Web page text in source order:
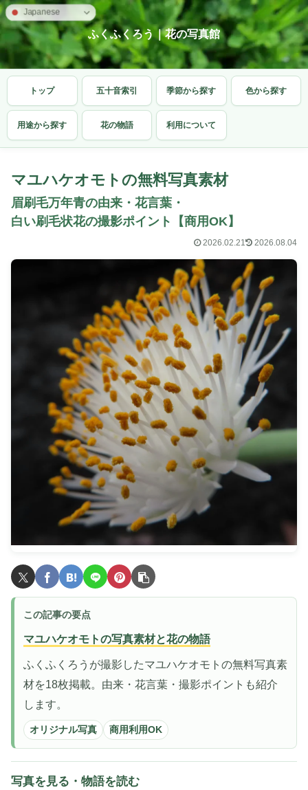
ふくふくろう｜花の写真館
トップ 五十音索引 季節から探す 色から探す
用途から探す 花の物語 利用について
マユハケオモトの無料写真素材
眉刷毛万年青の由来・花言葉・
白い刷毛状花の撮影ポイント【商用OK】
2026.02.21 2026.08.04
この記事の要点
マユハケオモトの写真素材と花の物語
ふくふくろうが撮影したマユハケオモトの無料写真素
材を18枚掲載。由来・花言葉・撮影ポイントも紹介
します。
オリジナル写真 商用利用OK
写真を見る・物語を読む
Japanese